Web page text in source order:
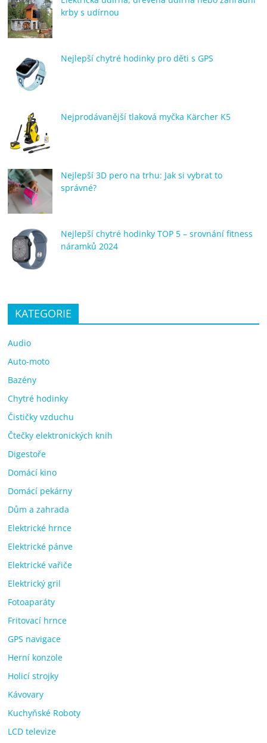
krby s udírnou
Nejlepší chytré hodinky pro děti s GPS
Nejprodávanější tlaková myčka Kärcher K5
Nejlepší 3D pero na trhu: Jak si vybrat to
správné?
Nejlepší chytré hodinky TOP 5 – srovnání fitness
náramků 2024
KATEGORIE
Audio
Auto-moto
Bazény
Chytré hodinky
Čističky vzduchu
Čtečky elektronických knih
Digestoře
Domácí kino
Domácí pekárny
Dům a zahrada
Elektrické hrnce
Elektrické pánve
Elektrické vařiče
Elektrický gril
Fotoaparáty
Fritovací hrnce
GPS navigace
Herní konzole
Holicí strojky
Kávovary
Kuchyňské Roboty
LCD televize